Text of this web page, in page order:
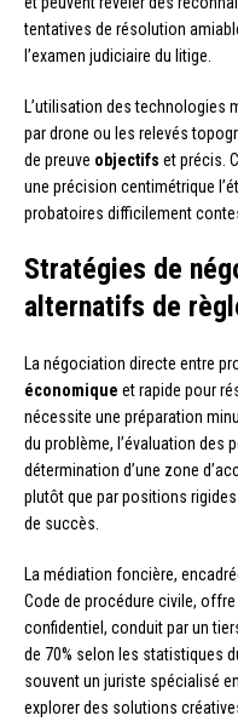
tentatives de résolution
l’examen judiciaire du litige.
L’utilisation des technologies
par drone ou les relevés
de preuve objectifs et précis.
une précision centimétrique
probatoires difficilement
Stratégies de
alternatifs de
La négociation directe entre
économique et rapide pour
nécessite une préparation
du problème, l’évaluation des
détermination d’une zone
plutôt que par positions
de succès.
La médiation foncière,
Code de procédure civile,
confidentiel, conduit par un
de 70% selon les statistiques
souvent un juriste spécialisé
explorer des solutions